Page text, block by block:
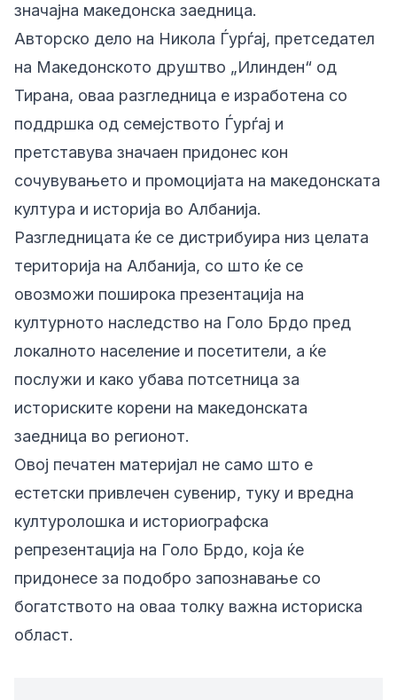
значајна македонска заедница.
Авторско дело на Никола Ѓурѓај, претседател
на Македонското друштво „Илинден“ од
Тирана, оваа разгледница е изработена со
поддршка од семејството Ѓурѓај и
претставува значаен придонес кон
сочувувањето и промоцијата на македонската
култура и историја во Албанија.
Разгледницата ќе се дистрибуира низ целата
територија на Албанија, со што ќе се
овозможи поширока презентација на
културното наследство на Голо Брдо пред
локалното население и посетители, а ќе
послужи и како убава потсетница за
историските корени на македонската
заедница во регионот.
Овој печатен материјал не само што е
естетски привлечен сувенир, туку и вредна
културолошка и историографска
репрезентација на Голо Брдо, која ќе
придонесе за подобро запознавање со
богатството на оваа толку важна историска
област.